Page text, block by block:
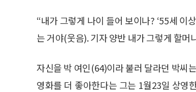
“내가 그렇게 나이 들어 보이나? ‘55세 이
는 거야(웃음). 기자 양반 내가 그렇게 할머
자신을 박 여인(64)이라 불러 달라던 박씨
영화를 더 좋아한다는 그는 1월23일 상영